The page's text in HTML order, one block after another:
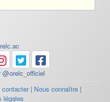
contacter| Nous connaître |
légales